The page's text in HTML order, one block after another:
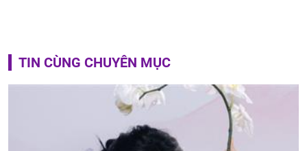
TIN CÙNG CHUYÊN MỤC